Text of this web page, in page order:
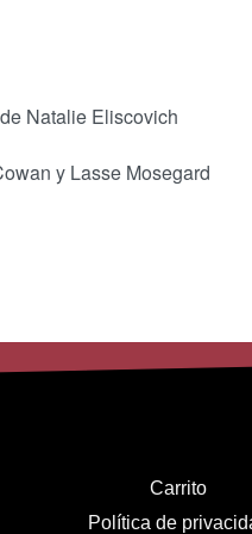
Natalie Eliscovich
y Lasse Mosegard
Carrito
Política de